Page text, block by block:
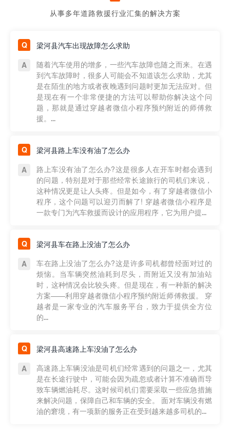
从事多年道路救援行业汇集的解决方案
梁河县汽车出现故障怎么求助
随着汽车使用的增多，一些汽车故障也随之而来。在遇
到汽车故障时，很多人可能会不知道该怎么求助，尤其
是在陌生的地方或者夜晚遇到问题时更加无法应对。但
是现在有一个非常便捷的方法可以帮助你解决这个问
题，那就是通过穿越者微信小程序预约附近的师傅救
援。...
梁河县路上车没有油了怎么办
路上车没有油了怎么办?这是很多人在开车时都会遇到
的问题，特别是对于那些经常长途旅行的司机们来说，
这种情况更是让人头疼。但是如今，有了穿越者微信小
程序，这个问题可以迎刃而解了! 穿越者微信小程序是
一款专门为汽车救援而设计的应用程序，它为用户提...
梁河县车在路上没油了怎么办
车在路上没油了怎么办?这是许多司机都曾经面对过的
烦恼。当车辆突然油耗到尽头，而附近又没有加油站
时，这种情况会比较头疼。但是现在，有一种新的解决
方案——利用穿越者微信小程序预约附近师傅救援。 穿
越者是一家专业的汽车服务平台，致力于提供全方位
的...
梁河县高速路上车没油了怎么办
高速路上车辆没油是司机们经常遇到的问题之一，尤其
是在长途行驶中，可能会因为疏忽或者计算不准确而导
致车辆燃油耗尽。这时候司机们需要采取一些应急措施
来解决问题，保障自己和车辆的安全。 面对车辆没有燃
油的窘境，有一项新的服务正在受到越来越多司机的...